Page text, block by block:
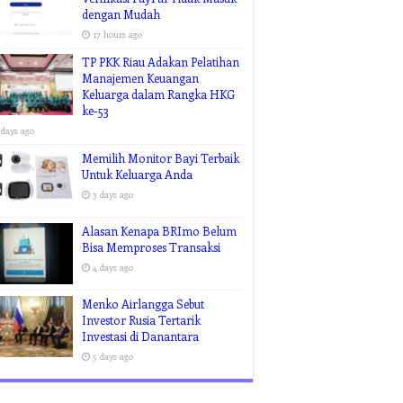
dengan Mudah
17 hours ago
TP PKK Riau Adakan Pelatihan
Manajemen Keuangan
Keluarga dalam Rangka HKG
ke-53
ago
Memilih Monitor Bayi Terbaik
Untuk Keluarga Anda
3 days ago
Alasan Kenapa BRImo Belum
Bisa Memproses Transaksi
4 days ago
Menko Airlangga Sebut
Investor Rusia Tertarik
Investasi di Danantara
5 days ago